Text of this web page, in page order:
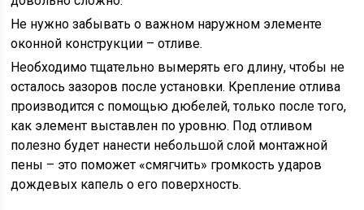
Не нужно забывать о важном наружном элементе
оконной конструкции – отливе.
Необходимо тщательно вымерять его длину, чтобы не
осталось зазоров после установки. Крепление отлива
производится с помощью дюбелей, только после того,
как элемент выставлен по уровню. Под отливом
полезно будет нанести небольшой слой монтажной
пены – это поможет «смягчить» громкость ударов
дождевых капель о его поверхность.